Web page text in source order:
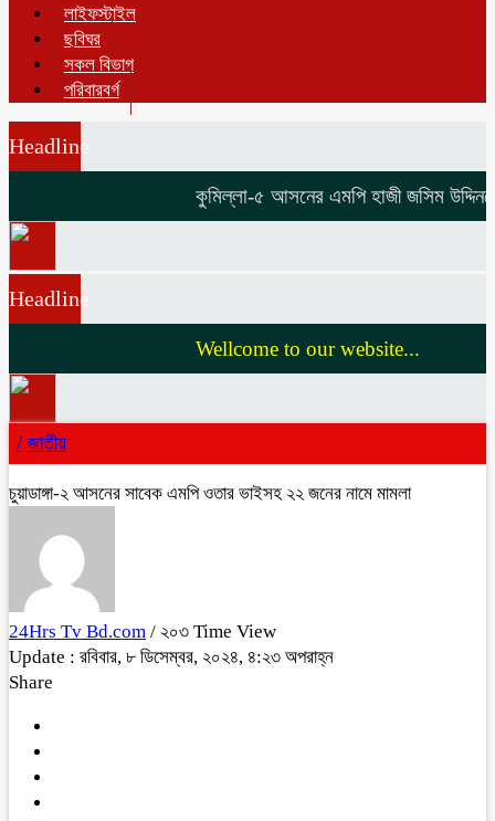
লাইফস্টাইল
ছবিঘর
সকল বিভাগ
পরিবারবর্গ
Headline
কুমিল্লা-৫ আসনের এমপি হাজী জসিম উদ্দিনকে
Headline
Wellcome to our website...
/ জাতীয়
চুয়াডাঙ্গা-২ আসনের সাবেক এমপি ওতার ভাইসহ ২২ জনের নামে মামলা
24Hrs Tv Bd.com / ২০৩ Time View
Update : রবিবার, ৮ ডিসেম্বর, ২০২৪, ৪:২৩ অপরাহ্ন
Share